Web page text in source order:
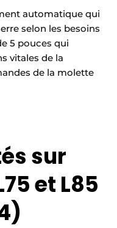
automatique qui
selon les besoins
5 pouces qui
vitales de la
de la molette
sur
et L85